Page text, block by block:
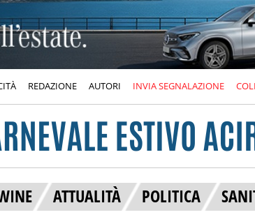
REDAZIONE AUTORI INVIA SEGNALAZIONE
ATTUALITÀ POLITICA